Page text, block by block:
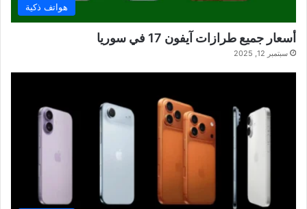
هواتف ذكية
أسعار جميع طرازات آيفون 17 في سوريا
سبتمبر 12, 2025